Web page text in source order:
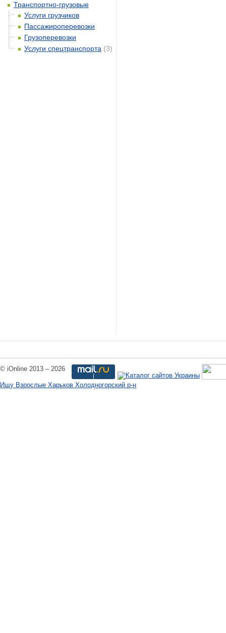
Транспортно-грузовые
Услуги грузчиков
Пассажироперевозки
Грузоперевозки
Услуги спецтранспорта (3)
© iOnline 2013 – 2026
Ищу Взрослые Харьков Холодногорский р-н